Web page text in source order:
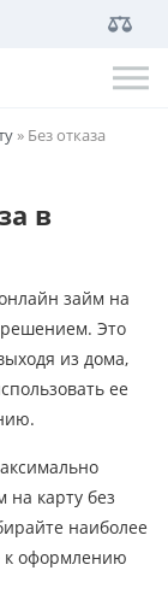
» Без отказа
в
займ на
Это
из дома,
ее
карту без
наиболее
к оформлению